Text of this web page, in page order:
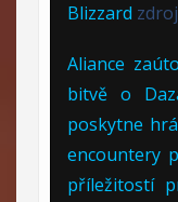
Blizzard zdroj
Aliance
bitvě o
poskytne
encountery
příležitostí